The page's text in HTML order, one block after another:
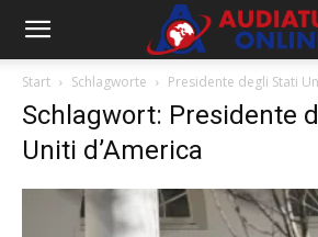
Start Schlagworte Presidente degli Stati
Schlagwort: Presidente
Uniti d’America